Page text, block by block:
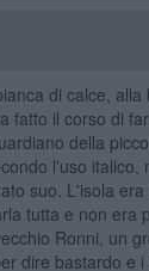
di calce,
fatto il corso di
della
l'uso italico,
suo. L'isola
tutta e non era
Ronni, un
dire bastardo e